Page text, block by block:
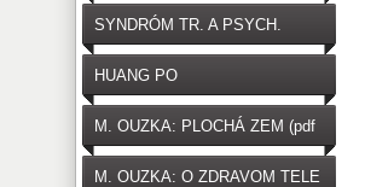
SYNDRÓM TR. A PSYCH.
HUANG PO
M. OUZKA: PLOCHÁ ZEM (pdf
zdarma na stiahnutie)
M. OUZKA: O ZDRAVOM TELE